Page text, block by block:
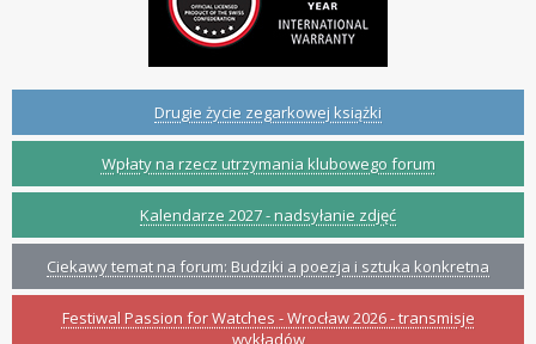
Drugie życie zegarkowej książki
Wpłaty na rzecz utrzymania klubowego forum
Kalendarze 2027 - nadsyłanie zdjęć
Ciekawy temat na forum: Budziki a poezja i sztuka konkretna
Festiwal Passion for Watches - Wrocław 2026 - transmisje
wykładów